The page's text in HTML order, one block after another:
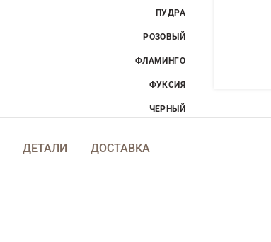
ПУДРА
РОЗОВЫЙ
ФЛАМИНГО
ФУКСИЯ
ЧЕРНЫЙ
ДЕТАЛИ ДОСТАВКА